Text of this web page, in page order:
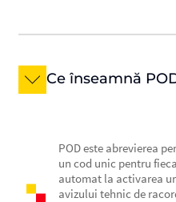
Ce înseamnă
POD este abrevierea
un cod unic pentru
automat la activarea
avizului tehnic de